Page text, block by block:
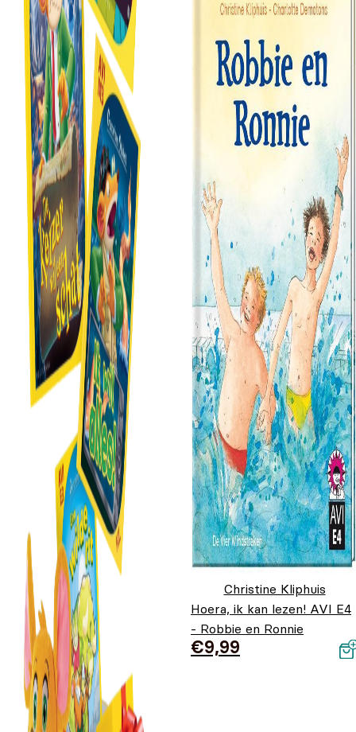
Christine Kliphuis
Hoera, ik kan lezen! AVI E4
- Robbie en Ronnie
€9,99